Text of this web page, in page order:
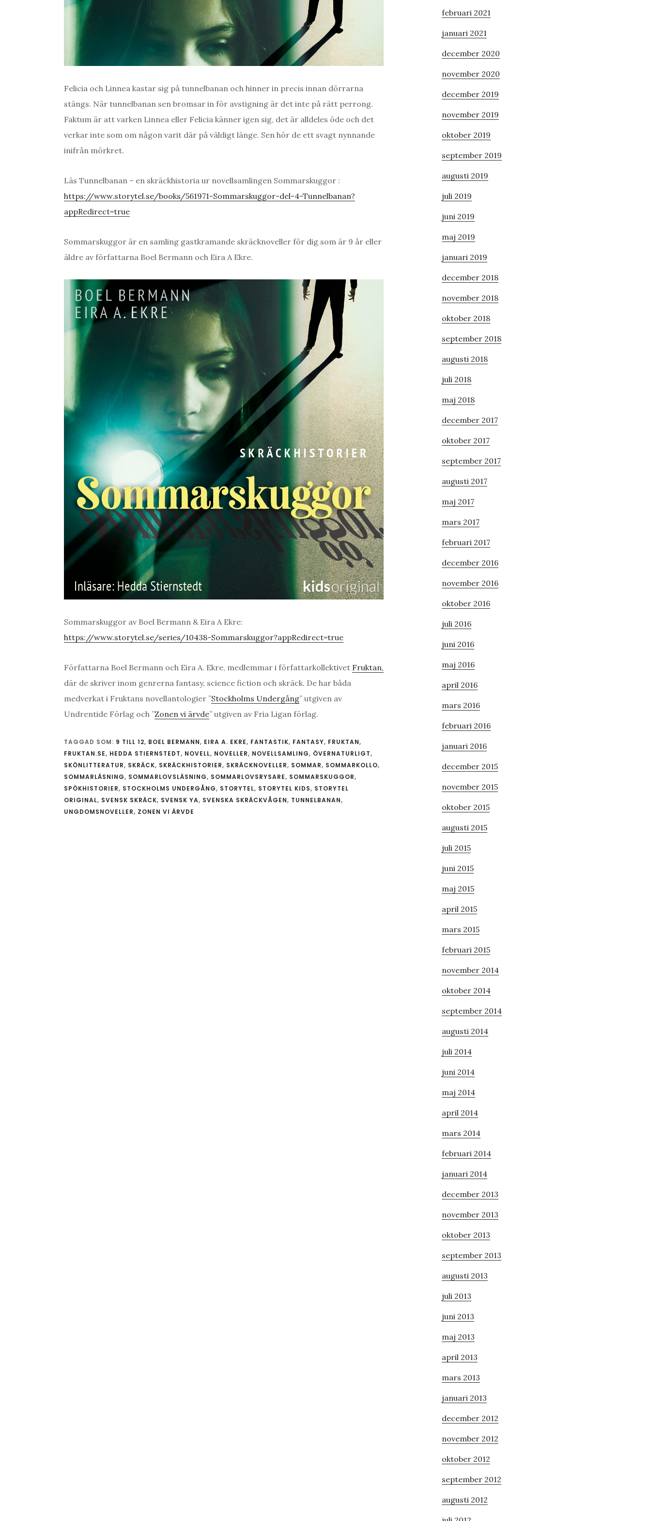
Felicia och Linnea kastar sig på tunnelbanan och hinner in precis innan dörrarna
stängs. När tunnelbanan sen bromsar in för avstigning är det inte på rätt perrong.
Faktum är att varken Linnea eller Felicia känner igen sig, det är alldeles öde och det
verkar inte som om någon varit där på väldigt länge. Sen hör de ett svagt nynnande
inifrån mörkret.
Läs Tunnelbanan – en skräckhistoria ur novellsamlingen Sommarskuggor :
https://www.storytel.se/books/561971-Sommarskuggor-del-4-Tunnelbanan?
appRedirect=true
Sommarskuggor är en samling gastkramande skräcknoveller för dig som är 9 år eller
äldre av författarna Boel Bermann och Eira A Ekre.
Sommarskuggor av Boel Bermann & Eira A Ekre:
https://www.storytel.se/series/10438-Sommarskuggor?appRedirect=true
Författarna Boel Bermann och Eira A. Ekre, medlemmar i författarkollektivet Fruktan,
där de skriver inom genrerna fantasy, science fiction och skräck. De har båda
medverkat i Fruktans novellantologier ”Stockholms Undergång” utgiven av
Undrentide Förlag och ”Zonen vi ärvde” utgiven av Fria Ligan förlag.
TAGGAD SOM: 9 TILL 12, BOEL BERMANN, EIRA A. EKRE, FANTASTIK, FANTASY, FRUKTAN,
FRUKTAN.SE, HEDDA STIERNSTEDT, NOVELL, NOVELLER, NOVELLSAMLING, ÖVERNATURLIGT,
SKÖNLITTERATUR, SKRÄCK, SKRÄCKHISTORIER, SKRÄCKNOVELLER, SOMMAR, SOMMARKOLLO,
SOMMARLÄSNING, SOMMARLOVSLÄSNING, SOMMARLOVSRYSARE, SOMMARSKUGGOR,
SPÖKHISTORIER, STOCKHOLMS UNDERGÅNG, STORYTEL, STORYTEL KIDS, STORYTEL
ORIGINAL, SVENSK SKRÄCK, SVENSK YA, SVENSKA SKRÄCKVÅGEN, TUNNELBANAN,
UNGDOMSNOVELLER, ZONEN VI ÄRVDE
februari 2021
januari 2021
december 2020
november 2020
december 2019
november 2019
oktober 2019
september 2019
augusti 2019
juli 2019
juni 2019
maj 2019
januari 2019
december 2018
november 2018
oktober 2018
september 2018
augusti 2018
juli 2018
maj 2018
december 2017
oktober 2017
september 2017
augusti 2017
maj 2017
mars 2017
februari 2017
december 2016
november 2016
oktober 2016
juli 2016
juni 2016
maj 2016
april 2016
mars 2016
februari 2016
januari 2016
december 2015
november 2015
oktober 2015
augusti 2015
juli 2015
juni 2015
maj 2015
april 2015
mars 2015
februari 2015
november 2014
oktober 2014
september 2014
augusti 2014
juli 2014
juni 2014
maj 2014
april 2014
mars 2014
februari 2014
januari 2014
december 2013
november 2013
oktober 2013
september 2013
augusti 2013
juli 2013
juni 2013
maj 2013
april 2013
mars 2013
januari 2013
december 2012
november 2012
oktober 2012
september 2012
augusti 2012